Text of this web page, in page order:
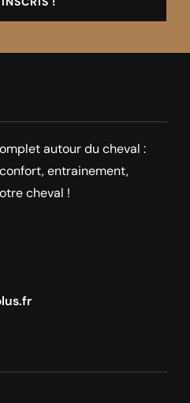
autour du cheval :
entrainement,
cheval !